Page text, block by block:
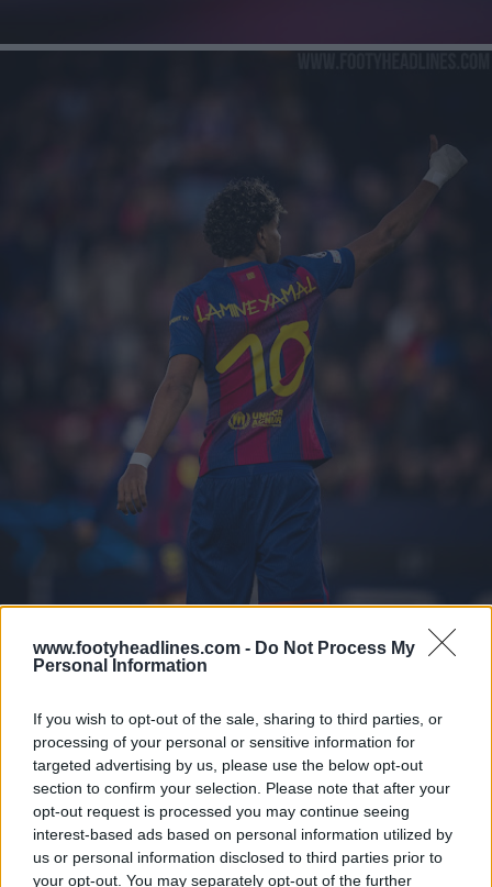
www.footyheadlines.com - Do Not Process My
Personal Information
If you wish to opt-out of the sale, sharing to third parties, or
processing of your personal or sensitive information for
targeted advertising by us, please use the below opt-out
section to confirm your selection. Please note that after your
opt-out request is processed you may continue seeing
interest-based ads based on personal information utilized by
us or personal information disclosed to third parties prior to
your opt-out. You may separately opt-out of the further